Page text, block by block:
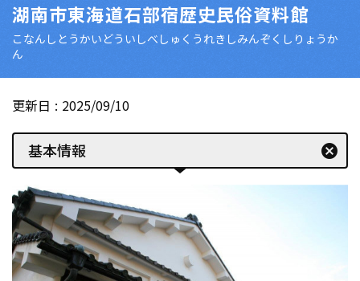
湖南市東海道石部宿歴史民俗資料館
こなんしとうかいどういしべしゅくうれきしみんぞくしりょうか
ん
更新日 2025/09/10
基本情報 cancel